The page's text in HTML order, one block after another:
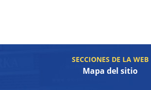
SECCIONES DE LA WEB
Mapa del sitio